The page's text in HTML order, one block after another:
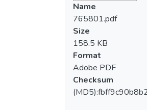
Name
765801.pdf
Size
158.5 KB
Format
Adobe PDF
Checksum